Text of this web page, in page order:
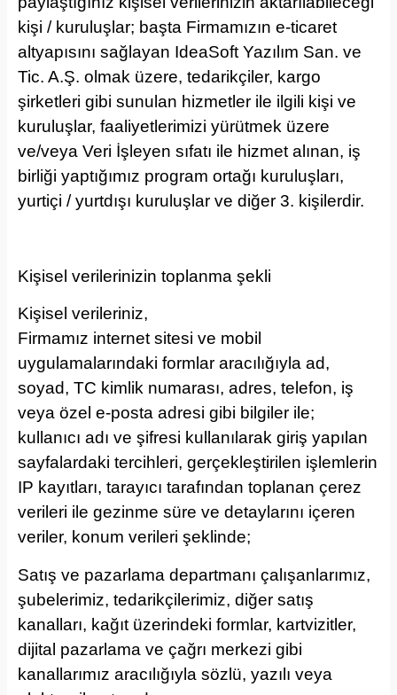
kişi / kuruluşlar; başta Firmamızın e-ticaret
altyapısını sağlayan IdeaSoft Yazılım San. ve
Tic. A.Ş. olmak üzere, tedarikçiler, kargo
şirketleri gibi sunulan hizmetler ile ilgili kişi ve
kuruluşlar, faaliyetlerimizi yürütmek üzere
ve/veya Veri İşleyen sıfatı ile hizmet alınan, iş
birliği yaptığımız program ortağı kuruluşları,
yurtiçi / yurtdışı kuruluşlar ve diğer 3. kişilerdir.
Kişisel verilerinizin toplanma şekli
Kişisel verileriniz,
Firmamız internet sitesi ve mobil
uygulamalarındaki formlar aracılığıyla ad,
soyad, TC kimlik numarası, adres, telefon, iş
veya özel e-posta adresi gibi bilgiler ile;
kullanıcı adı ve şifresi kullanılarak giriş yapılan
sayfalardaki tercihleri, gerçekleştirilen işlemlerin
IP kayıtları, tarayıcı tarafından toplanan çerez
verileri ile gezinme süre ve detaylarını içeren
veriler, konum verileri şeklinde;
Satış ve pazarlama departmanı çalışanlarımız,
şubelerimiz, tedarikçilerimiz, diğer satış
kanalları, kağıt üzerindeki formlar, kartvizitler,
dijital pazarlama ve çağrı merkezi gibi
kanallarımız aracılığıyla sözlü, yazılı veya